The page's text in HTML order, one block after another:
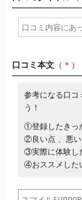
口コミ本文 （＊）
参考になる口コ
う！
①登録したきっ
②良い点 、悪い
③実際に体験し
④おススメした